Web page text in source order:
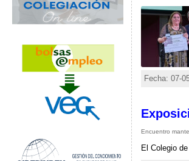
Fecha: 07-
Encuentro
El Colegio